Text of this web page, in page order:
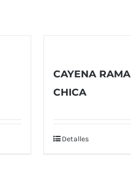
CAYENA RAMA
CHICA
Detalles